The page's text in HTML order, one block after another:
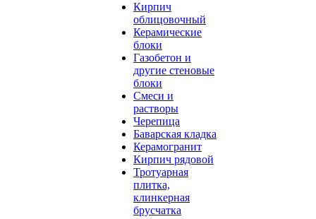
Кирпич
облицовочный
Керамические
блоки
Газобетон и
другие стеновые
блоки
Смеси и
растворы
Черепица
Баварская кладка
Керамогранит
Кирпич рядовой
Тротуарная
плитка,
клинкерная
брусчатка